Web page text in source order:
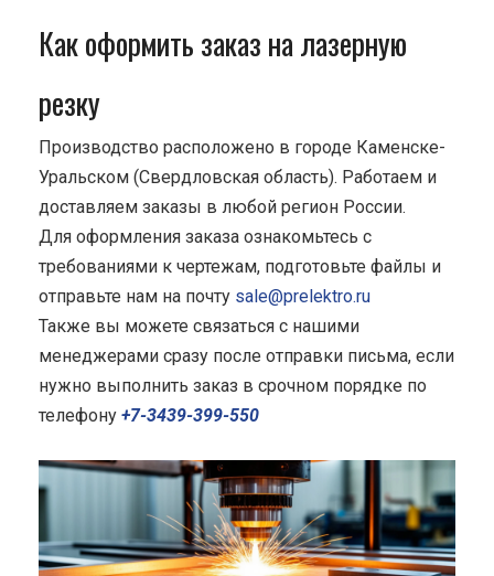
Как оформить заказ на лазерную
резку
Производство расположено в городе Каменске-
Уральском (Свердловская область). Работаем и
доставляем заказы в любой регион России.
Для оформления заказа ознакомьтесь с
требованиями к чертежам, подготовьте файлы и
отправьте нам на почту sale@prelektro.ru
Также вы можете связаться с нашими
менеджерами сразу после отправки письма, если
нужно выполнить заказ в срочном порядке по
телефону +7-3439-399-550